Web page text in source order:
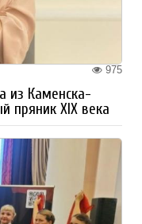
975
из Каменска-
пряник XIX века